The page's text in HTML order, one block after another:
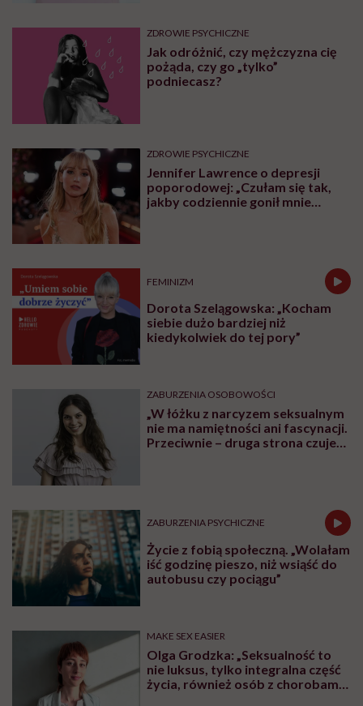
ZDROWIE PSYCHICZNE
Jak odróżnić, czy mężczyzna cię
pożąda, czy go „tylko”
podniecasz?
ZDROWIE PSYCHICZNE
Jennifer Lawrence o depresji
poporodowej: „Czułam się tak,
jakby codziennie gonił mnie
FEMINIZM
Dorota Szelągowska: „Kocham
siebie dużo bardziej niż
kiedykolwiek do tej pory”
ZABURZENIA OSOBOWOŚCI
„W łóżku z narcyzem seksualnym
nie ma namiętności ani fascynacji.
Przeciwnie – druga strona czuje
ZABURZENIA PSYCHICZNE
Życie z fobią społeczną. „Wolałam
iść godzinę pieszo, niż wsiąść do
autobusu czy pociągu”
MAKE SEX EASIER
Olga Grodzka: „Seksualność to
nie luksus, tylko integralna część
życia, również osób z chorobami